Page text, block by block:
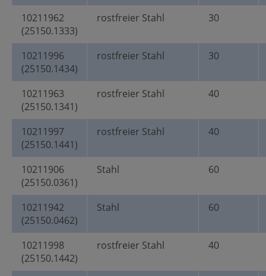
10211962
(25150.1333)
rostfreier Stahl 30
10211996
(25150.1434)
rostfreier Stahl 30
10211963
(25150.1341)
rostfreier Stahl 40
10211997
(25150.1441)
rostfreier Stahl 40
10211906
(25150.0361)
Stahl 60
10211942
(25150.0462)
Stahl 60
10211998
(25150.1442)
rostfreier Stahl 40